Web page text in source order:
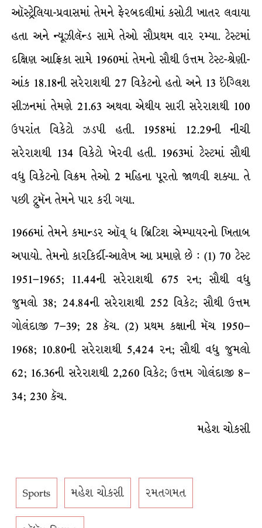
ઑસ્ટ્રેલિયા-પ્રવાસમાં તેમને ફેરબદલીમાં કસોટી ખાતર લવાયા
હતા અને ન્યૂઝીલૅન્ડ સામે તેઓ સૌપ્રથમ વાર રમ્યા. ટેસ્ટમાં
દક્ષિણ આફ્રિકા સામે 1960માં તેમનો સૌથી ઉત્તમ ટેસ્ટ-શ્રેણી-
આંક 18.18ની સરેરાશથી 27 વિકેટનો હતો અને 13 ઇંગ્લિશ
સીઝનમાં તેમણે 21.63 અથવા એથીય સારી સરેરાશથી 100
ઉપરાંત વિકેટો ઝડપી હતી. 1958માં 12.29ની નીચી
સરેરાશથી 134 વિકેટો ખેરવી હતી. 1963માં ટેસ્ટમાં સૌથી
વધુ વિકેટનો વિક્રમ તેઓ 2 મહિના પૂરતો જાળવી શક્યા. તે
પછી ટ્રુમૅન તેમને પાર કરી ગયા.
1966માં તેમને કમાન્ડર ઑવ્ ધ બ્રિટિશ એમ્પાયરનો ખિતાબ
અપાયો. તેમનો કારકિર્દી-આલેખ આ પ્રમાણે છે : (1) 70 ટેસ્ટ
1951–1965; 11.44ની સરેરાશથી 675 રન; સૌથી વધુ
જુમલો 38; 24.84ની સરેરાશથી 252 વિકેટ; સૌથી ઉત્તમ
ગોલંદાજી 7–39; 28 કૅચ. (2) પ્રથમ કક્ષાની મૅચ 1950–
1968; 10.80ની સરેરાશથી 5,424 રન; સૌથી વધુ જુમલો
62; 16.36ની સરેરાશથી 2,260 વિકેટ; ઉત્તમ ગોલંદાજી 8–
34; 230 કૅચ.
મહેશ ચોકસી
Sports મહેશ ચોકસી રમતગમત